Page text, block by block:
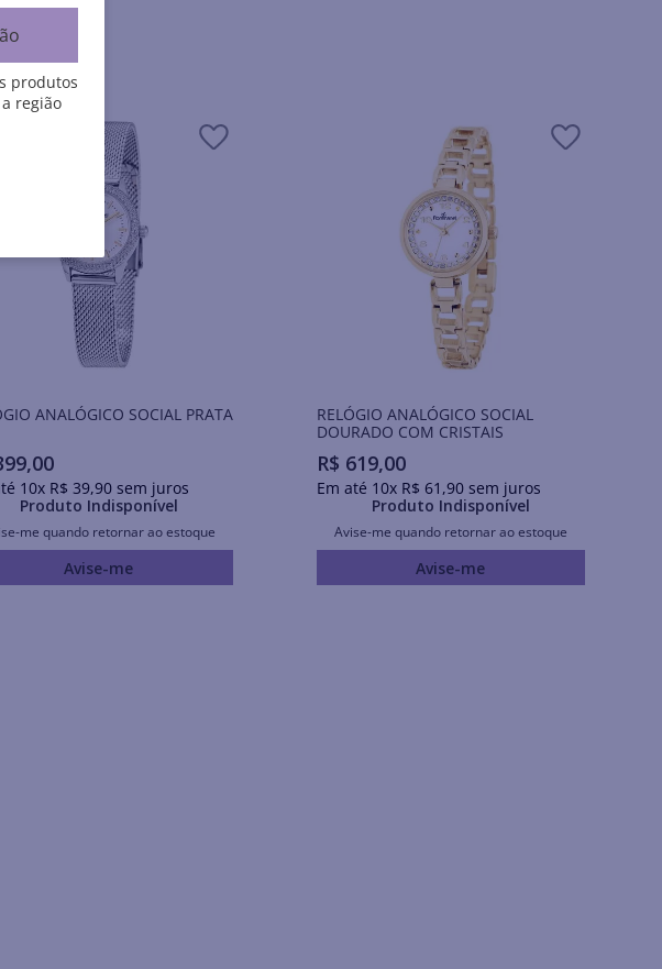
ANALÓGICO SOCIAL PRATA
,00
10x R$ 39,90sem juros
Produto Indisponível
me quando retornar ao estoque
Avise-me
RELÓGIO ANALÓGICO SOCIAL
DOURADO COM CRISTAIS
R$ 619,00
Em até 10x R$ 61 ,90sem juros
Produto Indisponível
Avise-me quando retornar ao estoque
Avise-me
produtos
região